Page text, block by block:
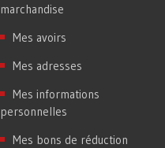
marchandise
Mes avoirs
Mes adresses
Mes informations
personnelles
Mes bons de réduction